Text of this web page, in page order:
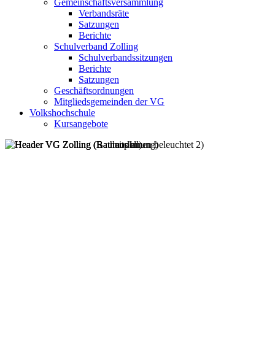
Gemeinschaftsversammlung
Verbandsräte
Satzungen
Berichte
Schulverband Zolling
Schulverbandssitzungen
Berichte
Satzungen
Geschäftsordnungen
Mitgliedsgemeinden der VG
Volkshochschule
Kursangebote